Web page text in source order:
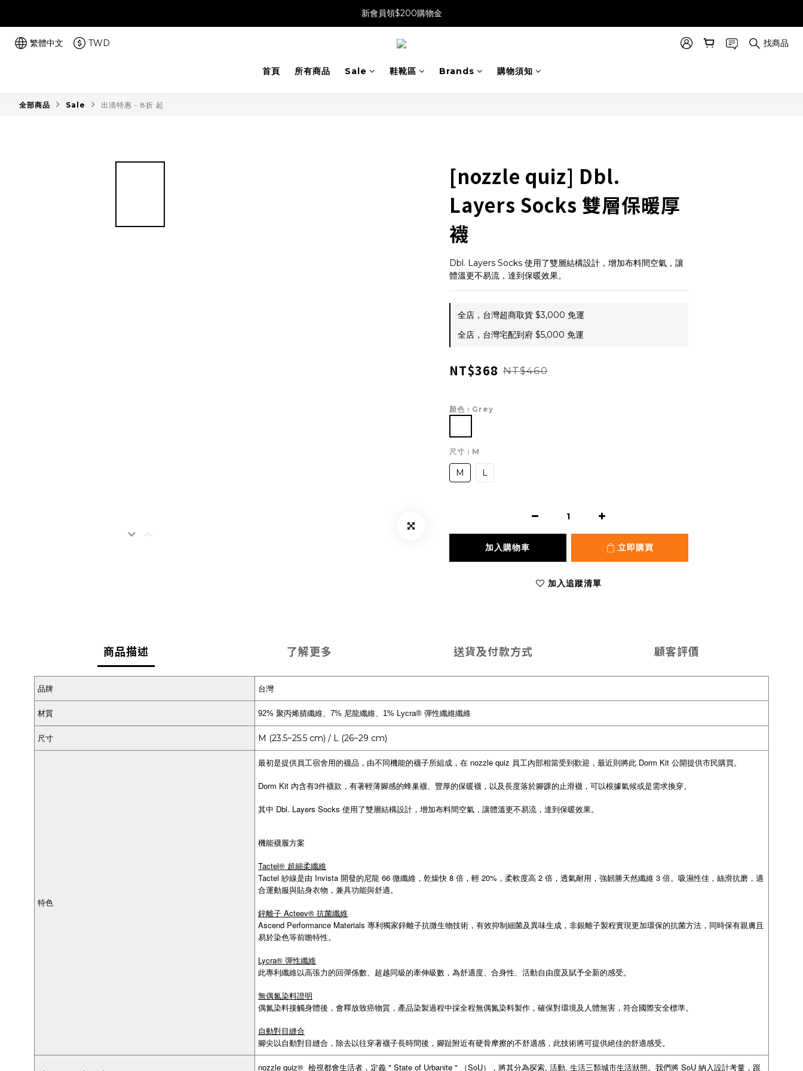
新會員領$200購物金
繁體中文 TWD 找商品
首頁 所有商品 Sale 鞋靴區 Brands 購物須知
全部商品 Sale 出清特惠 - 8折 起
[nozzle quiz] Dbl.
Layers Socks 雙層保暖厚
襪
Dbl. Layers Socks 使用了雙層結構設計，增加布料間空氣，讓
體溫更不易流，達到保暖效果。
全店，台灣超商取貨 $3,000 免運
全店，台灣宅配到府 $5,000 免運
NT$368 NT$460
顏色 : Grey
尺寸 : M
M L
加入購物車 立即購買
加入追蹤清單
商品描述 了解更多 送貨及付款方式 顧客評價
品牌 台灣
材質 92% 聚丙烯腈纖維、7% 尼龍纖維、1% Lycra® 彈性纖維纖維
尺寸 M (23.5~25.5 cm) / L (26~29 cm)
特色
最初是提供員工宿舍用的襪品，由不同機能的襪子所組成，在 nozzle quiz 員工內部相當受到歡迎，最近則將此 Dorm Kit 公開提供市民購買。
Dorm Kit 內含有3件襪款，有著輕薄腳感的蜂巢襪、豐厚的保暖襪，以及長度落於腳踝的止滑襪，可以根據氣候或是需求換穿。
其中 Dbl. Layers Socks 使用了雙層結構設計，增加布料間空氣，讓體溫更不易流，達到保暖效果。
機能襪履方案
Tactel® 超細柔纖維
Tactel 紗線是由 Invista 開發的尼龍 66 微纖維，乾燥快 8 倍，輕 20%，柔軟度高 2 倍，透氣耐用，強韌勝天然纖維 3 倍。吸濕性佳，絲滑抗磨，適
合運動服與貼身衣物，兼具功能與舒適。
鋅離子 Acteev® 抗菌纖維
Ascend Performance Materials 專利獨家鋅離子抗微生物技術，有效抑制細菌及異味生成，非銀離子製程實現更加環保的抗菌方法，同時保有親膚且
易於染色等前瞻特性。
Lycra® 彈性纖維
此專利纖維以高張力的回彈係數、超越同級的牽伸級數，為舒適度、合身性、活動自由度及賦予全新的感受。
無偶氮染料證明
偶氮染料接觸身體後，會釋放致癌物質，產品染製過程中採全程無偶氮染料製作，確保對環境及人體無害，符合國際安全標準。
自動對目縫合
腳尖以自動對目縫合，除去以往穿著襪子長時間後，腳趾附近有硬骨摩擦的不舒適感，此技術將可提供絕佳的舒適感受。
nozzle quiz® 檢視都會生活者，定義＂State of Urbanite＂（SoU），將其分為探索, 活動, 生活三類城市生活狀態。我們將 SoU 納入設計考量，跟
立即購買